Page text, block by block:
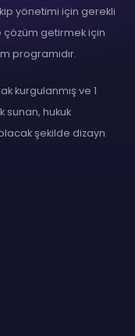
yönetimi için gerekli
çözüm getirmek için
programıdır.
kurgulanmış ve 1
sunan, hukuk
şekilde dizayn